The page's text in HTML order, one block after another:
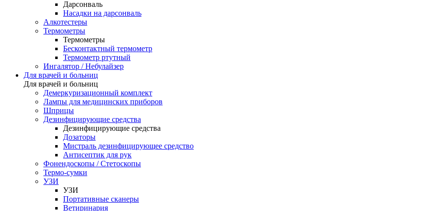
Дарсонваль
Насадки на дарсонваль
Алкотестеры
Термометры
Термометры
Бесконтактный термометр
Термометр ртутный
Ингалятор / Небулайзер
Для врачей и больниц
Для врачей и больниц
Демеркуризационный комплект
Лампы для медицинских приборов
Шприцы
Дезинфицирующие средства
Дезинфицирующие средства
Дозаторы
Мистраль дезинфицирующее средство
Антисептик для рук
Фонендоскопы / Стетоскопы
Термо-сумки
УЗИ
УЗИ
Портативные сканеры
Ветиринария